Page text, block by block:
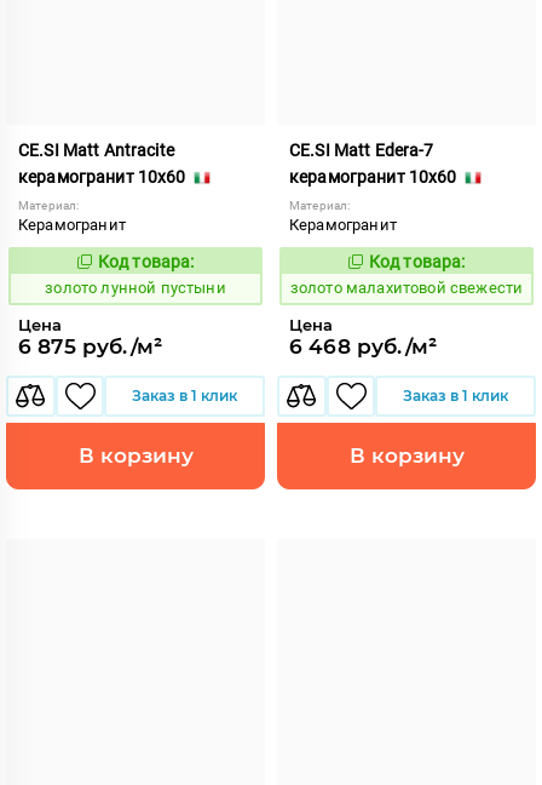
CE.SI Matt Antracite
керамогранит 10x60
Материал:
Керамогранит
521950
Код товара:
золото лунной пустыни
Цена
6 875 руб./м²
Заказ в 1 клик
В корзину
CE.SI Matt Edera-7
керамогранит 10x60
Материал:
Керамогранит
522208
Код товара:
золото малахитовой свежести
Цена
6 468 руб./м²
Заказ в 1 клик
В корзину